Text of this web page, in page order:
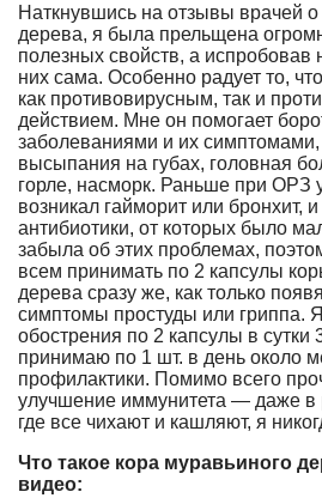
Наткнувшись на отзывы врачей
дерева, я была прельщена
полезных свойств, а испробовав
них сама. Особенно радует то,
как противовирусным, так и
действием. Мне он помогает
заболеваниями и их симптомами,
высыпания на губах, головная
горле, насморк. Раньше при ОРЗ
возникал гайморит или бронхит,
антибиотики, от которых было
забыла об этих проблемах,
всем принимать по 2 капсулы
дерева сразу же, как только
симптомы простуды или гриппа.
обострения по 2 капсулы в сутки
принимаю по 1 шт. в день около
профилактики. Помимо всего
улучшение иммунитета — даже в
где все чихают и кашляют, я
Что такое кора муравьиного
видео: